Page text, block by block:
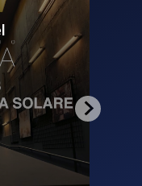
un cuore…
Earth